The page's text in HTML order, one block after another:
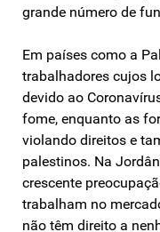
grande número de
Em países como a
trabalhadores cujos
devido ao
fome, enquanto as
violando direitos e
palestinos. Na
crescente
trabalham no
não têm direito a